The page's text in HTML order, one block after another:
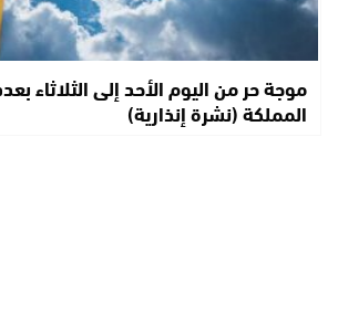
موجة حر من اليوم الأحد إلى الثلاثاء
المملكة (نشرة إنذارية)